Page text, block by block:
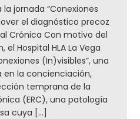
la jornada “Conexiones
el diagnóstico precoz
Crónica Con motivo del
el Hospital HLA La Vega
(In)visibles”, una
la concienciación,
temprana de la
(ERC), una patología
cuya […]